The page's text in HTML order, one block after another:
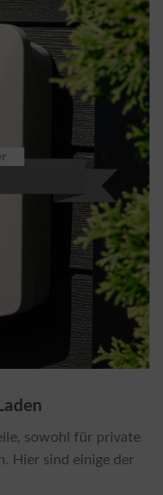
sowohl für private
Hier sind einige der